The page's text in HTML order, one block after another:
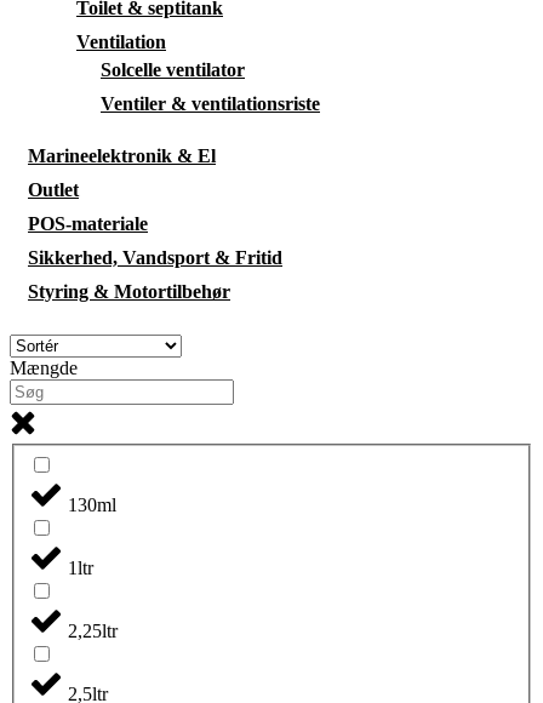
Toilet & septitank
Ventilation
Solcelle ventilator
Ventiler & ventilationsriste
Marineelektronik & El
Outlet
POS-materiale
Sikkerhed, Vandsport & Fritid
Styring & Motortilbehør
Mængde
130ml
1ltr
2,25ltr
2,5ltr